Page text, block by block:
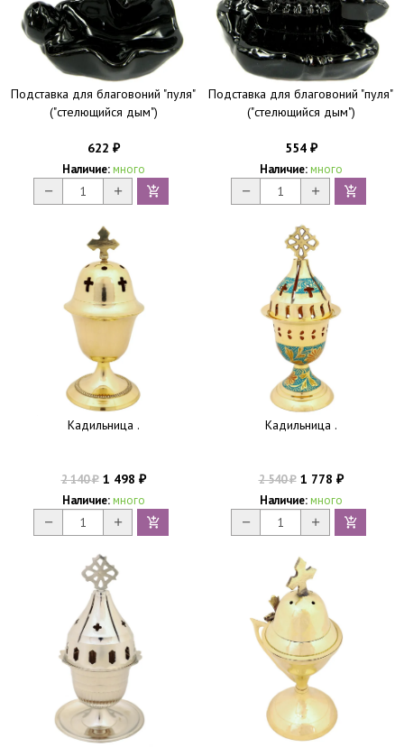
Подставка для благовоний "пуля"
("стелющийся дым")
622 ₽
Наличие: много
Подставка для благовоний "пуля"
("стелющийся дым")
554 ₽
Наличие: много
Кадильница .
2 140₽1 498 ₽
Наличие: много
Кадильница .
2 540₽1 778 ₽
Наличие: много